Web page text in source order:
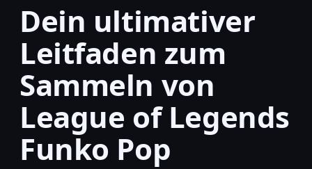
Dein ultimativer
Leitfaden zum
Sammeln von
League of Legends
Funko Pop